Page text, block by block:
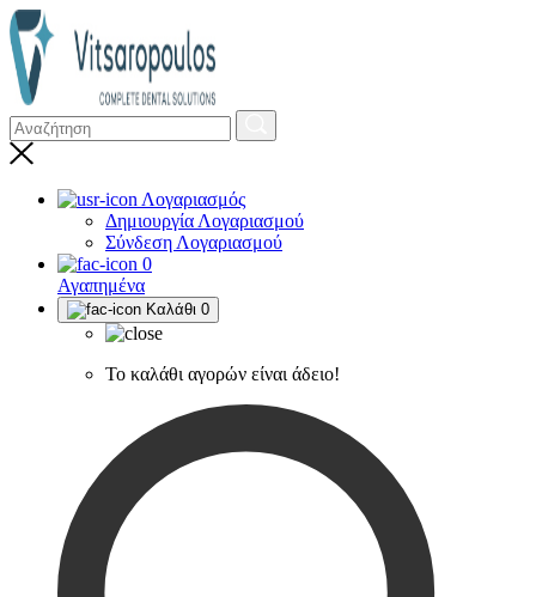
Λογαριασμός
Δημιουργία Λογαριασμού
Σύνδεση Λογαριασμού
0
Αγαπημένα
Καλάθι 0
Το καλάθι αγορών είναι άδειο!